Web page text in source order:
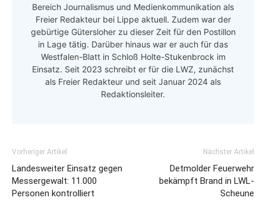
Bereich Journalismus und Medienkommunikation als
Freier Redakteur bei Lippe aktuell. Zudem war der
gebürtige Gütersloher zu dieser Zeit für den Postillon
in Lage tätig. Darüber hinaus war er auch für das
Westfalen-Blatt in Schloß Holte-Stukenbrock im
Einsatz. Seit 2023 schreibt er für die LWZ, zunächst
als Freier Redakteur und seit Januar 2024 als
Redaktionsleiter.
Vorheriger Artikel
Landesweiter Einsatz gegen
Messergewalt: 11.000
Personen kontrolliert
Nächster Artikel
Detmolder Feuerwehr
bekämpft Brand in LWL-
Scheune